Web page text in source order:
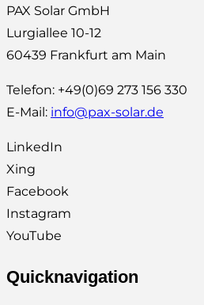
PAX Solar GmbH
Lurgiallee 10-12
60439 Frankfurt am Main
Telefon: +49(0)69 273 156 330
E-Mail: info@pax-solar.de
LinkedIn
Xing
Facebook
Instagram
YouTube
Quicknavigation